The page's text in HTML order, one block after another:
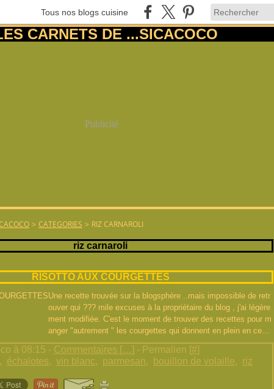
Tous nos blogs cuisine
Publicité
> CATEGORIES > RIZ CARNAROLI
riz carnaroli
RISOTTO AUX COURGETTES
Une recette trouvée sur la blogsphère ..mais impossible de retr
ouver qui ??? mile excuses à la propriétaire du blog , j'ai légère
ment modifiée. C'est le moment de trouver des recettes pour m
anger "autrement " les courgettes qui donnent en plein en ce...
à 08:15 - Commentaires […] - Permalien [#]
, échalotes,vin blanc, parmesan, bouillon de volaille, riz